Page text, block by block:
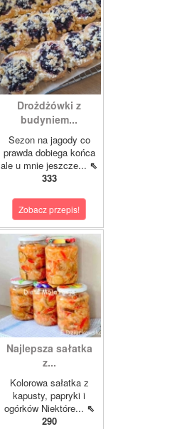
Drożdżówki z
budyniem...
Sezon na jagody co
prawda dobiega końca
ale u mnie jeszcze... ⇖
333
Zobacz przepis!
Najlepsza sałatka
z...
Kolorowa sałatka z
kapusty, papryki i
ogórków Niektóre... ⇖
290